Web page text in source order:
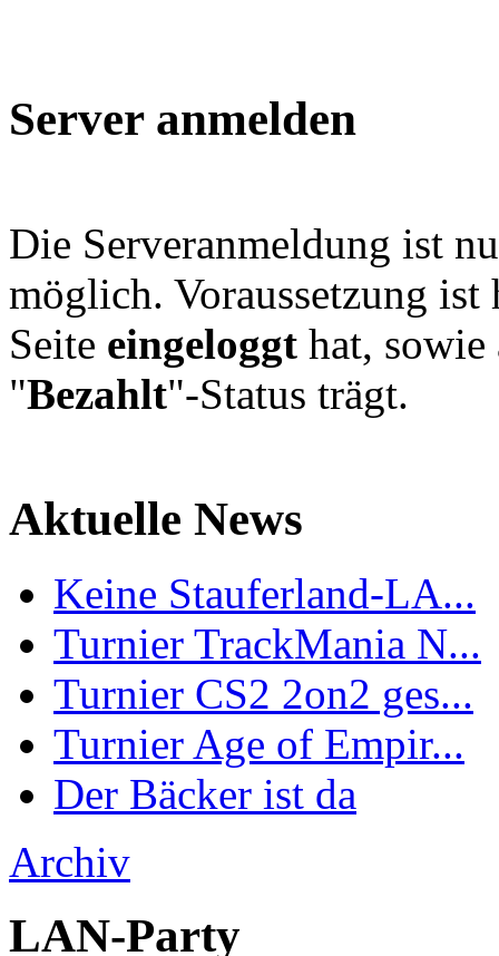
Server anmelden
Die Serveranmeldung ist
möglich. Voraussetzung ist
Seite eingeloggt hat, sowie
"Bezahlt"-Status trägt.
Aktuelle News
Keine Stauferland-LA...
Turnier TrackMania N...
Turnier CS2 2on2 ges...
Turnier Age of Empir...
Der Bäcker ist da
Archiv
LAN-Party